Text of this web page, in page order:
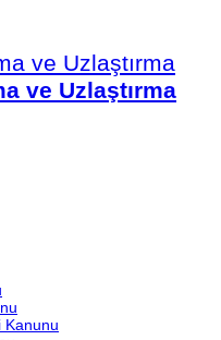
ve Uzlaştırma
Kanunu